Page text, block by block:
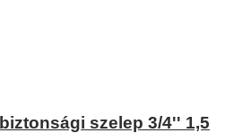
szelep 3/4'' 1,5